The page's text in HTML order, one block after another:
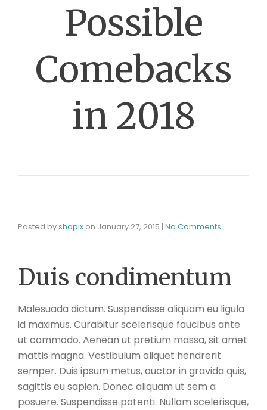
Possible
Comebacks
in 2018
Posted byshopix on January 27, 2015 | No Comments
Duis condimentum
Malesuada dictum. Suspendisse aliquam eu ligula
id maximus. Curabitur scelerisque faucibus ante
ut commodo. Aenean ut pretium massa, sit amet
mattis magna. Vestibulum aliquet hendrerit
semper. Duis ipsum metus, auctor in gravida quis,
sagittis eu sapien. Donec aliquam ut sem a
posuere. Suspendisse potenti. Nullam scelerisque,